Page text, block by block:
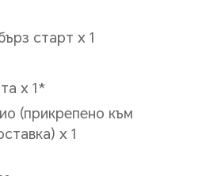
лицево